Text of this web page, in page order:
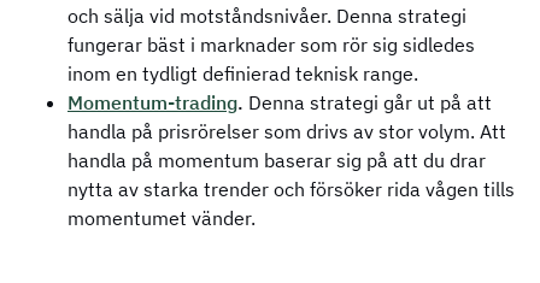
och sälja vid motståndsnivåer. Denna strategi
fungerar bäst i marknader som rör sig sidledes
inom en tydligt definierad teknisk range.
Momentum-trading. Denna strategi går ut på att
handla på prisrörelser som drivs av stor volym. Att
handla på momentum baserar sig på att du drar
nytta av starka trender och försöker rida vågen tills
momentumet vänder.